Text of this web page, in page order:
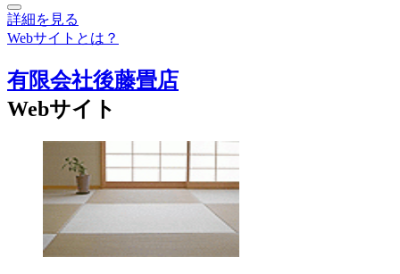
詳細を見る
Webサイトとは？
有限会社後藤畳店
Webサイト